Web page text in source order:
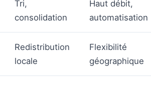
Tri,
consolidation
Haut débit,
automatisation
Redistribution
locale
Flexibilité
géographique